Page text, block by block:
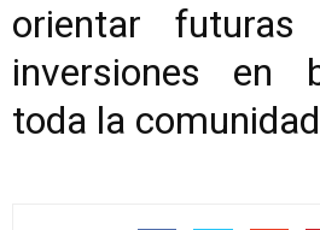
orientar
inversiones en
toda la